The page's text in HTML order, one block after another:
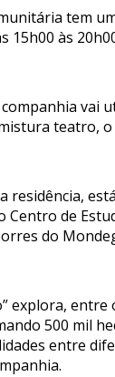
tem
15h00 às
vai
teatro,
residência,
Centro de
do
explora,
500 mil
entre